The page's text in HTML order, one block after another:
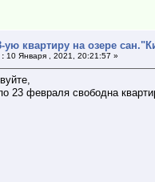
ую квартиру на озере
:10 Января , 2021, 20:21:57 »
23 февраля свободна